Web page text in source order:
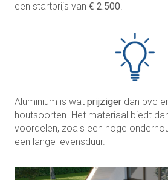
een startprijs van € 2.500.
Aluminium is wat prijziger dan pvc
houtsoorten. Het materiaal biedt
voordelen, zoals een hoge
een lange levensduur.